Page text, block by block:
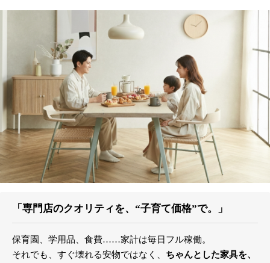
「専門店のクオリティを、“子育て価格”で。」
保育園、学用品、食費……家計は毎日フル稼働。
それでも、すぐ壊れる安物ではなく、 ちゃんとした家具を、